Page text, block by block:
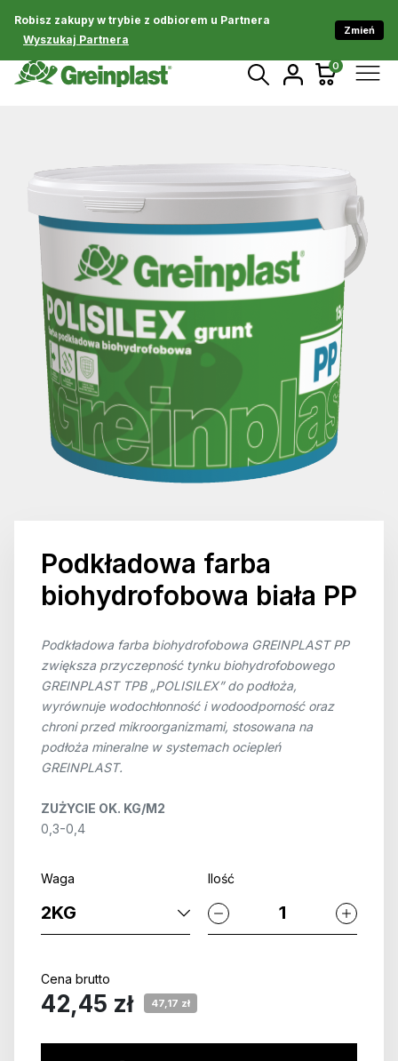
Robisz zakupy w trybie z odbiorem u Partnera
Wyszukaj Partnera
Zmień
0
Podkładowa farba
biohydrofobowa biała PP
Podkładowa farba biohydrofobowa GREINPLAST PP
zwiększa przyczepność tynku biohydrofobowego
GREINPLAST TPB „POLISILEX” do podłoża,
wyrównuje wodochłonność i wodoodporność oraz
chroni przed mikroorganizmami, stosowana na
podłoża mineralne w systemach ociepleń
GREINPLAST.
ZUŻYCIE OK. KG/M2
0,3-0,4
Waga Ilość
Cena brutto
42,45 zł 47,17 zł